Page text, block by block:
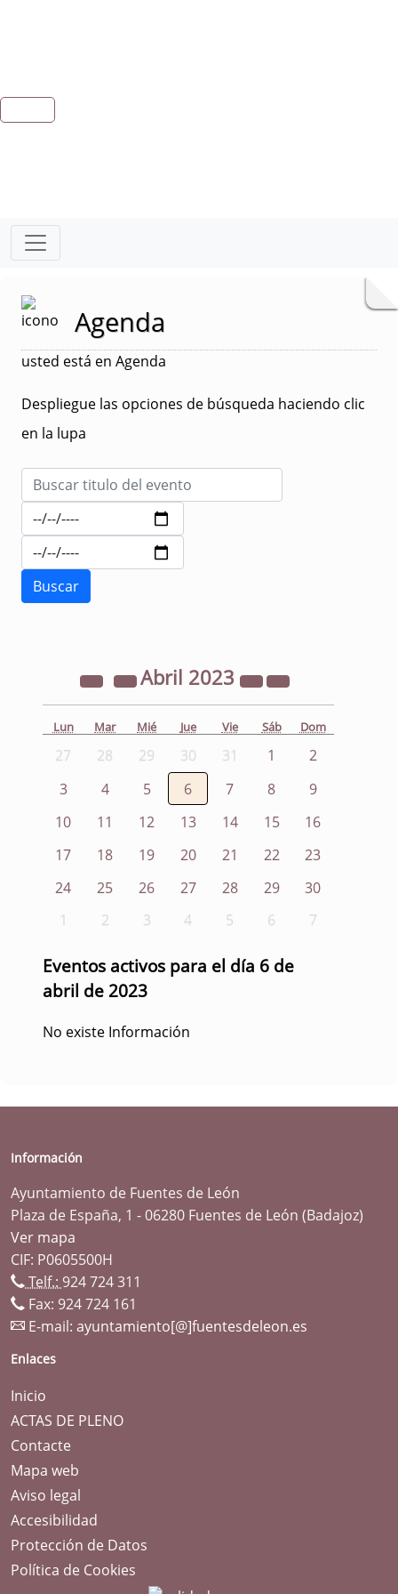
Agenda
usted está en Agenda
Despliegue las opciones de búsqueda haciendo clic
en la lupa
Abril 2023
Lun Mar Mié Jue Vie Sáb Dom
27 28 29 30 31 1
2
3
4 5 6 7 8
9
10
11 12 13 14 15
16
17
18 19 20 21 22
23
24
25 26 27 28 29
30
1
2 3 4 5 6 7
Eventos activos para el día 6 de
abril de 2023
No existe Información
Información
Ayuntamiento de Fuentes de León
Plaza de España, 1 - 06280 Fuentes de León (Badajoz)
Ver mapa
CIF: P0605500H
Telf.: 924 724 311
Fax: 924 724 161
E-mail: ayuntamiento[@]fuentesdeleon.es
Enlaces
Inicio
ACTAS DE PLENO
Contacte
Mapa web
Aviso legal
Accesibilidad
Protección de Datos
Política de Cookies